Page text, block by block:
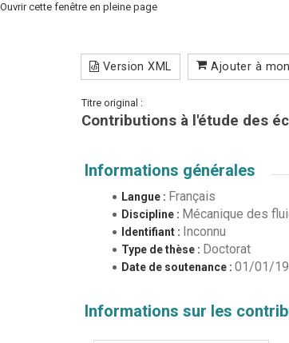
Ouvrir cette fenêtre en pleine page
Version XML Ajouter à
Titre original :
Contributions à l'étude des
Informations générales
Langue : Français
Discipline : Mécanique des
Identifiant : Inconnu
Type de thèse : Doctorat
Date de soutenance : 01/01/
Informations sur les